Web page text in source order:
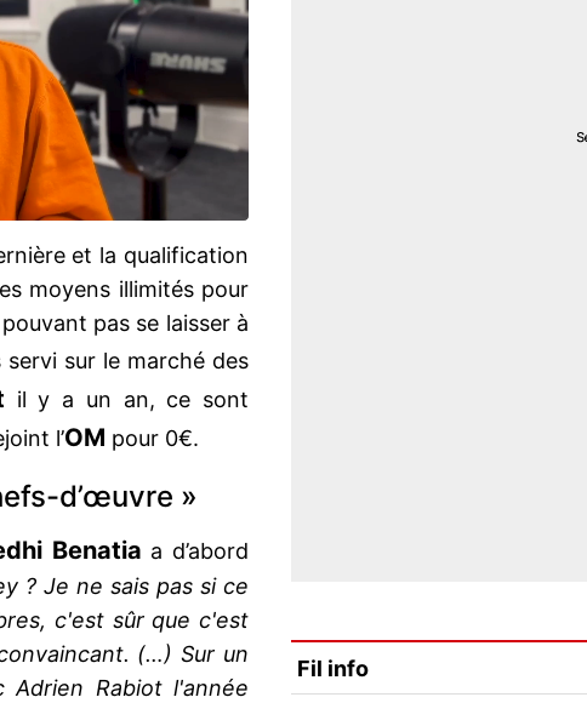
et la qualification
moyens illimités pour
pas se laisser à
servi sur le marché des
il y a un an, ce sont
l’OM pour 0€.
d’œuvre »
Benatia a d’abord
? Je ne sais pas si ce
c'est sûr que c'est
(…) Sur un
Rabiot l'année
Fil info